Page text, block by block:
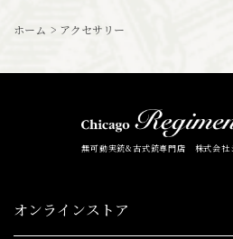
ホーム > アクセサリー
無可動実銃&古式銃専門店 株式会社
オンラインストア